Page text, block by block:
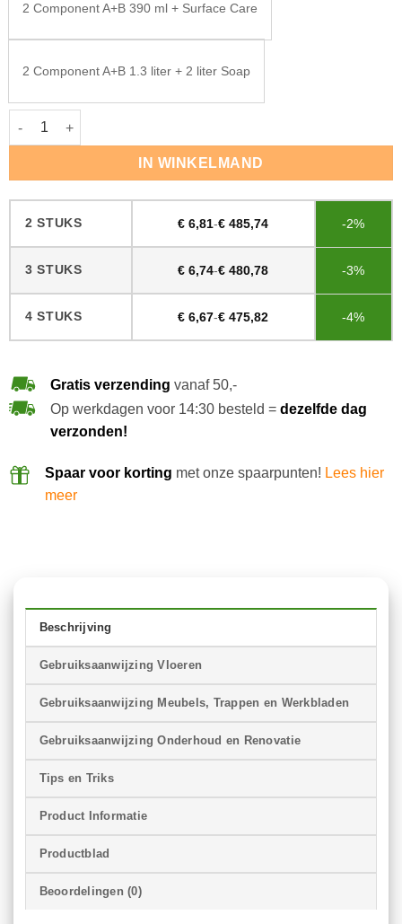
2 Component A+B 390 ml + Surface Care
2 Component A+B 1.3 liter + 2 liter Soap
Rubio Monocoat Oil Plus Midnight Sky aantal
IN WINKELMAND
2 STUKS € 6,81-€ 485,74 -2%
3 STUKS € 6,74-€ 480,78 -3%
4 STUKS € 6,67-€ 475,82 -4%
Gratis verzending vanaf 50,-
Op werkdagen voor 14:30 besteld = dezelfde dag
verzonden!
Spaar voor korting met onze spaarpunten! Lees hier
meer
Beschrijving
Gebruiksaanwijzing Vloeren
Gebruiksaanwijzing Meubels, Trappen en Werkbladen
Gebruiksaanwijzing Onderhoud en Renovatie
Tips en Triks
Product Informatie
Productblad
Beoordelingen (0)